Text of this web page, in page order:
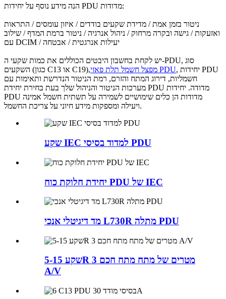
הנה מידע נוסף על יחידות PDU מדודות:
ניטור בזמן אמת / מדידת שקעים בודדים / איזון עומסים / התראות
ואזעקות / גישה ובקרה מרחוק / ניהול אנרגיה / ניטור ברמת המדף / שילוב
עם DCIM / יעילות אנרגטית / אבטחה
יש לקחת בחשבון היבטים הכוללים את כמות שקעי ה-PDU, סוג
השקעים (כגון C13 או C19),
מפצל חשמל תלת פאזי PDU, יחידות PDU
חשמליות, דירוג המתח והזרם, רמת הניטור הנדרשת ותאימות עם
מערכות הניטור והניהול שלך בעת בחירת יחידת PDU מדודה. יחידות
PDU מדודות הן כלים שימושיים לשמירה על תשתית חשמל אמינה
ויעילה ומספקות מידע חיוני על צריכת החשמל.
שקע IEC למדוד בסיסי PDU
יחידת חלוקת כוח PDU של IEC
מד דיגיטלי אנכי L730R מתלה PDU
שקע 5-15R 3 מטרים של מתח מתח חכם
A/V